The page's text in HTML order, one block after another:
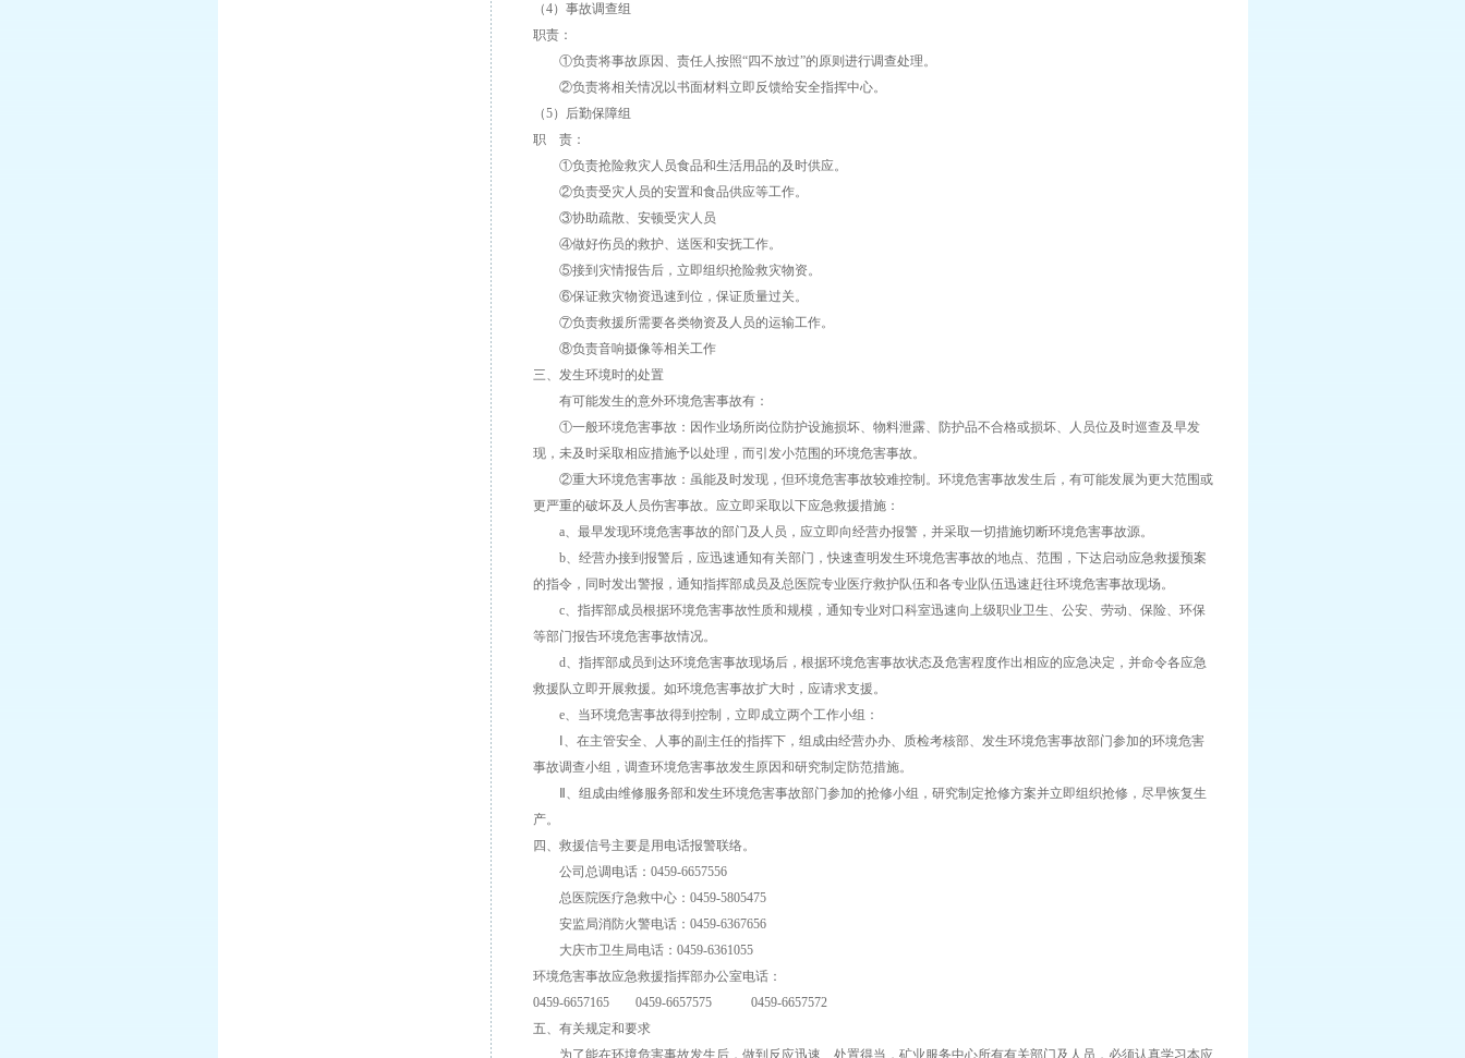
（4）事故调查组
职责：
①负责将事故原因、责任人按照“四不放过”的原则进行调查处理。
②负责将相关情况以书面材料立即反馈给安全指挥中心。
（5）后勤保障组
职 责：
①负责抢险救灾人员食品和生活用品的及时供应。
②负责受灾人员的安置和食品供应等工作。
③协助疏散、安顿受灾人员
④做好伤员的救护、送医和安抚工作。
⑤接到灾情报告后，立即组织抢险救灾物资。
⑥保证救灾物资迅速到位，保证质量过关。
⑦负责救援所需要各类物资及人员的运输工作。
⑧负责音响摄像等相关工作
三、发生环境时的处置
有可能发生的意外环境危害事故有：
①一般环境危害事故：因作业场所岗位防护设施损坏、物料泄露、防护品不合格或损坏、人员位及时巡查及早发
现，未及时采取相应措施予以处理，而引发小范围的环境危害事故。
②重大环境危害事故：虽能及时发现，但环境危害事故较难控制。环境危害事故发生后，有可能发展为更大范围或
更严重的破坏及人员伤害事故。应立即采取以下应急救援措施：
a、最早发现环境危害事故的部门及人员，应立即向经营办报警，并采取一切措施切断环境危害事故源。
b、经营办接到报警后，应迅速通知有关部门，快速查明发生环境危害事故的地点、范围，下达启动应急救援预案
的指令，同时发出警报，通知指挥部成员及总医院专业医疗救护队伍和各专业队伍迅速赶往环境危害事故现场。
c、指挥部成员根据环境危害事故性质和规模，通知专业对口科室迅速向上级职业卫生、公安、劳动、保险、环保
等部门报告环境危害事故情况。
d、指挥部成员到达环境危害事故现场后，根据环境危害事故状态及危害程度作出相应的应急决定，并命令各应急
救援队立即开展救援。如环境危害事故扩大时，应请求支援。
e、当环境危害事故得到控制，立即成立两个工作小组：
Ⅰ、在主管安全、人事的副主任的指挥下，组成由经营办办、质检考核部、发生环境危害事故部门参加的环境危害
事故调查小组，调查环境危害事故发生原因和研究制定防范措施。
Ⅱ、组成由维修服务部和发生环境危害事故部门参加的抢修小组，研究制定抢修方案并立即组织抢修，尽早恢复生
产。
四、救援信号主要是用电话报警联络。
公司总调电话：0459-6657556
总医院医疗急救中心：0459-5805475
安监局消防火警电话：0459-6367656
大庆市卫生局电话：0459-6361055
环境危害事故应急救援指挥部办公室电话：
0459-6657165 0459-6657575 0459-6657572
五、有关规定和要求
为了能在环境危害事故发生后，做到反应迅速、处置得当，矿业服务中心所有有关部门及人员，必须认真学习本应